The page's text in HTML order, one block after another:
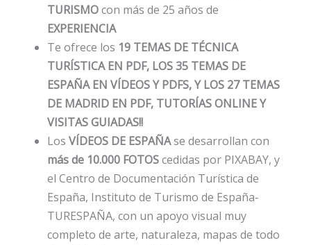
TURISMOcon más de 25 años de
EXPERIENCIA
Te ofrece los 19 TEMAS DE TÉCNICA
TURÍSTICA EN PDF, LOS 35 TEMAS DE
ESPAÑA EN VÍDEOS Y PDFS, Y LOS 27 TEMAS
DE MADRID EN PDF, TUTORÍAS ONLINE Y
VISITAS GUIADAS!!
Los VÍDEOS DE ESPAÑAse desarrollan con
más de 10.000 FOTOScedidas por PIXABAY, y
el Centro de Documentación Turística de
España, Instituto de Turismo de España-
TURESPAÑA, con un apoyo visual muy
completo de arte, naturaleza, mapas de todo